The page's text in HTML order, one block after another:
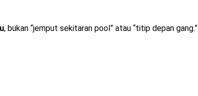
, bukan “jemput sekitaran pool” atau “titip depan gang.”